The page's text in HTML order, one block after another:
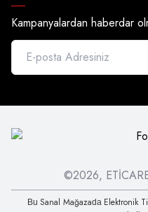
Kampanyalardan haberdar
©2026,
Bu Sanal Mağazada Elektronik